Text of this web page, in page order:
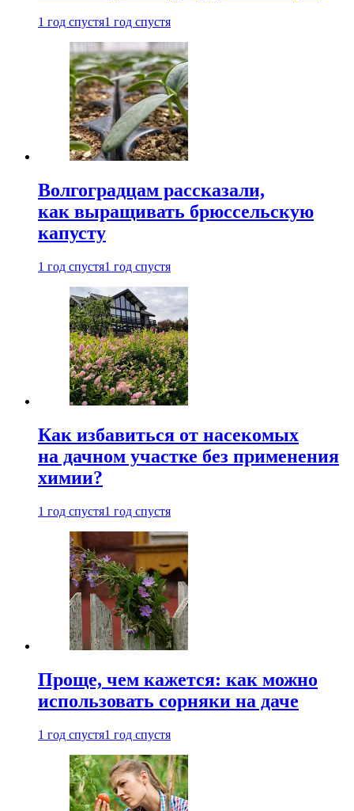
1 год спустя1 год спустя
Волгоградцам рассказали,
как выращивать брюссельскую
капусту
1 год спустя1 год спустя
Как избавиться от насекомых
на дачном участке без применения
химии?
1 год спустя1 год спустя
Проще, чем кажется: как можно
использовать сорняки на даче
1 год спустя1 год спустя